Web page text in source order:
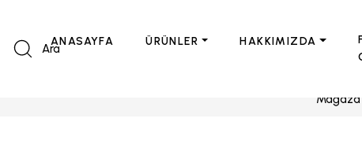
Ara
ANASAYFA ÜRÜNLER HAKKIMIZDA
Mağaza